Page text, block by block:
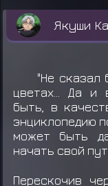
Якуши
"Не сказал
цветах... Да и
быть, в
энциклопедию
может быть
начать свой
Перескочив